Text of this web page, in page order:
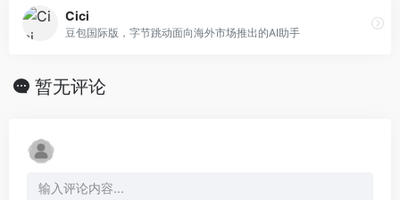
Cici
豆包国际版，字节跳动面向海外市场推出的AI助手
暂无评论